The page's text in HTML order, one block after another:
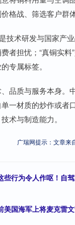
格战、筛选客户群体
技术研发与国家产
者担忧；“真铜实料
专属标签。
品质与服务本身。
一材质的炒作或者
术与制造能力。
广瑞网提示：文章来
些行为令人作呕！自
美国海军上将麦克雷